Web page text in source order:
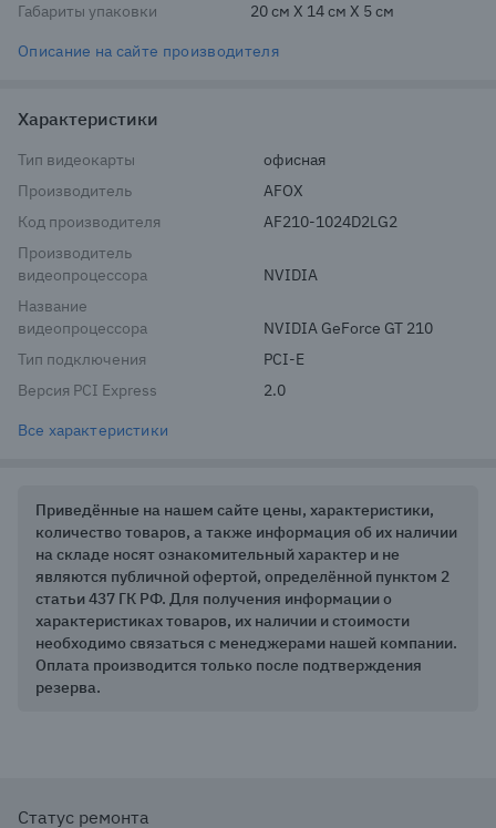
Габариты упаковки
20 см X 14 см X 5 см
Описание на сайте производителя
Характеристики
Тип видеокарты
офисная
Производитель
AFOX
Код производителя
AF210-1024D2LG2
Производитель
видеопроцессора
NVIDIA
Название
видеопроцессора
NVIDIA GeForce GT 210
Тип подключения
PCI-E
Версия PCI Express
2.0
Все характеристики
Приведённые на нашем сайте цены, характеристики,
количество товаров, а также информация об их наличии
на складе носят ознакомительный характер и не
являются публичной офертой, определённой пунктом 2
статьи 437 ГК РФ. Для получения информации о
характеристиках товаров, их наличии и стоимости
необходимо связаться с менеджерами нашей компании.
Оплата производится только после подтверждения
резерва.
Статус ремонта